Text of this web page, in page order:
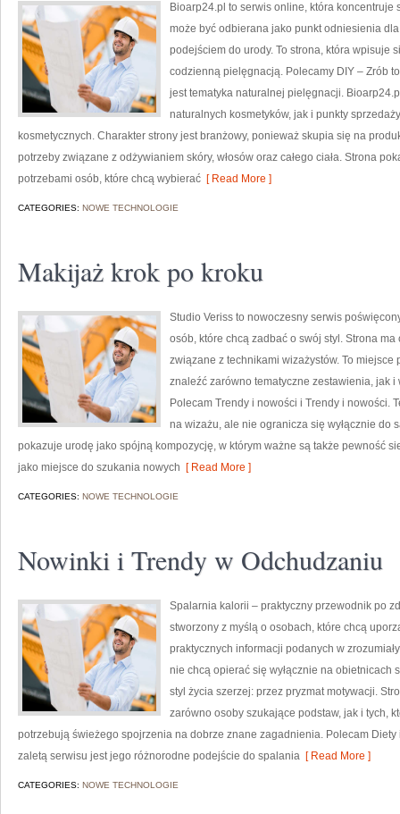
Bioarp24.pl to serwis online, która koncentruje
może być odbierana jako punkt odniesienia
podejściem do urody. To strona, która wpisuje
codzienną pielęgnacją. Polecamy DIY – Zrób
jest tematyka naturalnej pielęgnacji.
naturalnych kosmetyków, jak i punkty
kosmetycznych. Charakter strony jest branżowy, ponieważ skupia się na
potrzeby związane z odżywianiem skóry, włosów oraz całego ciała. Strona
potrzebami osób, które chcą wybierać [ Read More ]
CATEGORIES: NOWE TECHNOLOGIE
Makijaż krok po kroku
Studio Veriss to nowoczesny serwis
osób, które chcą zadbać o swój styl. Strona
związane z technikami wizażystów. To miejsce
znaleźć zarówno tematyczne zestawienia, jak
Polecam Trendy i nowości i Trendy i nowości.
na wizażu, ale nie ogranicza się wyłącznie do
pokazuje urodę jako spójną kompozycję, w którym ważne są także pewność
jako miejsce do szukania nowych [ Read More ]
CATEGORIES: NOWE TECHNOLOGIE
Nowinki i Trendy w Odchudzaniu
Spalarnia kalorii – praktyczny przewodnik po
stworzony z myślą o osobach, które chcą
praktycznych informacji podanych w
nie chcą opierać się wyłącznie na obietnicach
styl życia szerzej: przez pryzmat motywacji.
zarówno osoby szukające podstaw, jak i tych,
potrzebują świeżego spojrzenia na dobrze znane zagadnienia. Polecam
zaletą serwisu jest jego różnorodne podejście do spalania [ Read More ]
CATEGORIES: NOWE TECHNOLOGIE